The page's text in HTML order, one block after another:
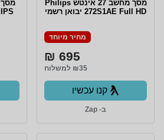
מסך מחשב ‏27 ‏אינטש Philips
272S1AE Full HD יבואן רשמי
מחיר מיוחד
695 ₪
₪35 למשלוח
קנו עכשיו
ב- Zap